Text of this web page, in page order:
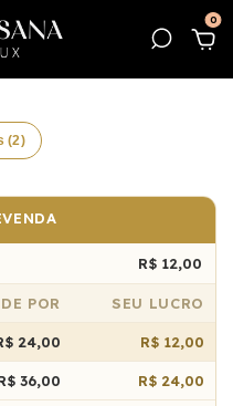
0
(2)
R$ 12,00
POR SEU LUCRO
24,00 R$ 12,00
36,00 R$ 24,00